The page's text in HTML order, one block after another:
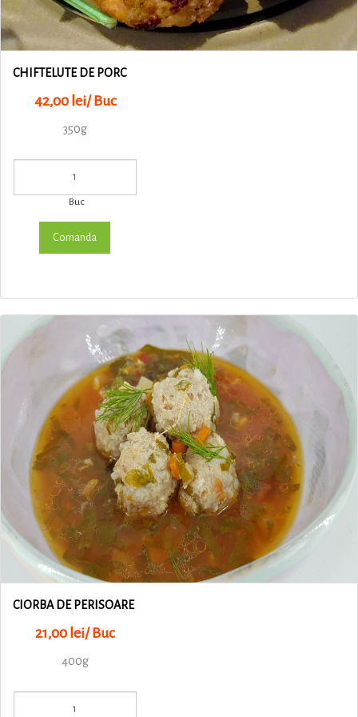
CHIFTELUTE DE PORC
42,00 lei/ Buc
350g
Buc
CIORBA DE PERISOARE
21,00 lei/ Buc
400g